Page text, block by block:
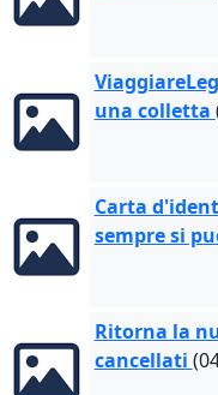
una colletta
Carta
sempre si
Ritorna la
cancellati